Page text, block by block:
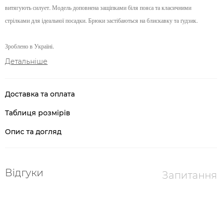
витягують силует. Модель доповнена защіпками біля пояса та класичними
стрілками для ідеальної посадки. Брюки застібаються на блискавку та ґудзик.
Зроблено в Україні.
Детальніше
Доставка та оплата
Таблиця розмірів
Опис та догляд
Відгуки Запитання